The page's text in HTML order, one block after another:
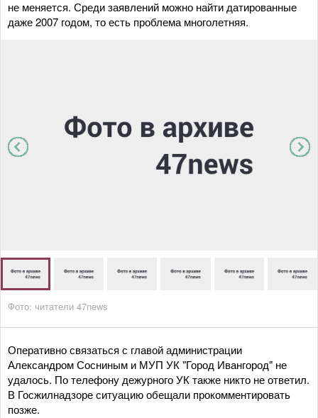
не меняется. Среди заявлений можно найти датированные
даже 2007 годом, то есть проблема многолетняя.
Фото: читатели 47news
Оперативно связаться с главой администрации
Александром Сосниным и МУП УК "Город Ивангород" не
удалось. По телефону дежурного УК также никто не ответил.
В Госжилнадзоре ситуацию обещали прокомментировать
позже.